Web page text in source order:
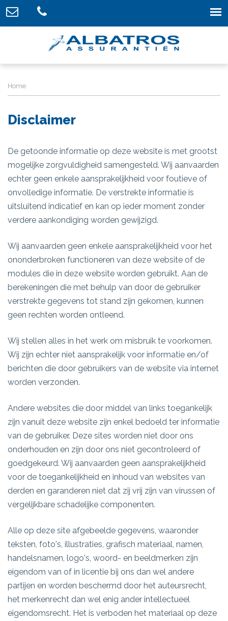
Home
Disclaimer
De getoonde informatie op deze website is met grootst
mogelijke zorgvuldigheid samengesteld. Wij aanvaarden
echter geen enkele aansprakelijkheid voor foutieve of
onvolledige informatie. De verstrekte informatie is
uitsluitend indicatief en kan op ieder moment zonder
verdere aankondiging worden gewijzigd.
Wij aanvaarden geen enkele aansprakelijkheid voor het
ononderbroken functioneren van deze website of de
modules die in deze website worden gebruikt. Aan de
berekeningen die met behulp van door de gebruiker
verstrekte gegevens tot stand zijn gekomen, kunnen
geen rechten worden ontleend.
Wij stellen alles in het werk om misbruik te voorkomen.
Wij zijn echter niet aansprakelijk voor informatie en/of
berichten die door gebruikers van de website via internet
worden verzonden.
Andere websites die door middel van links toegankelijk
zijn vanuit deze website zijn enkel bedoeld ter informatie
van de gebruiker. Deze sites worden niet door ons
onderhouden en zijn door ons niet gecontroleerd of
goedgekeurd. Wij aanvaarden geen aansprakelijkheid
voor de toegankelijkheid en inhoud van websites van
derden en garanderen niet dat zij vrij zijn van virussen of
vergelijkbare schadelijke componenten.
Alle op deze site afgebeelde gegevens, waaronder
teksten, foto's, illustraties, grafisch materiaal, namen,
handelsnamen, logo's, woord- en beeldmerken zijn
eigendom van of in licentie bij ons dan wel andere
partijen en worden beschermd door het auteursrecht,
het merkenrecht dan wel enig ander intellectueel
eigendomsrecht. Het is verboden het materiaal op deze